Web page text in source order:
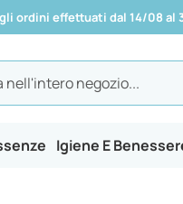
ordini effettuati dal 14/08 al
Igiene E